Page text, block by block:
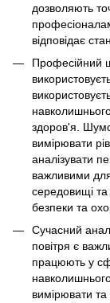
дозволяють
відповідає
Професійний
здоров'я.
вимірювати
аналізувати
важливими
середовищі
безпеки та
Сучасний
повітря є
працюють у
вимірювати та